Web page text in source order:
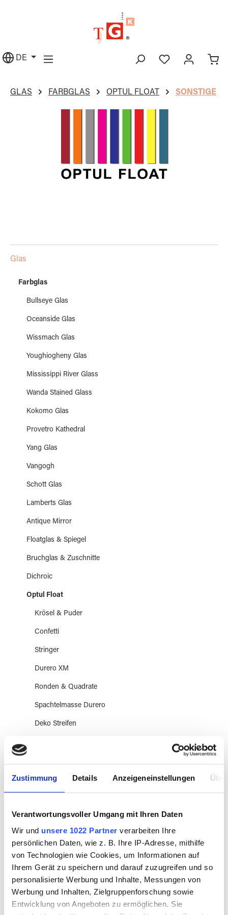
Zustimmung Details Anzeigeneinstellungen
Verantwortungsvoller Umgang mit Ihren Daten
Wir und unsere 1022 Partner verarbeiten Ihre
persönlichen Daten, wie z. B. Ihre IP-Adresse, mithilfe
von Technologien wie Cookies, um Informationen auf
Ihrem Gerät zu speichern und darauf zuzugreifen und so
personalisierte Werbung und Inhalte, Messungen von
Werbung und Inhalten, Zielgruppenforschung sowie
Entwicklung von Angeboten zu ermöglichen. Sie
DE
GLAS FARBGLAS OPTUL FLOAT SONSTIGE
Glas
Farbglas
Bullseye Glas
Oceanside Glas
Wissmach Glas
Youghiogheny Glas
Mississippi River Glass
Wanda Stained Glass
Kokomo Glas
Provetro Kathedral
Yang Glas
Vangogh
Schott Glas
Lamberts Glas
Antique Mirror
Floatglas & Spiegel
Bruchglas & Zuschnitte
Dichroic
Optul Float
Krösel & Puder
Confetti
Stringer
Durero XM
Ronden & Quadrate
Spachtelmasse Durero
Deko Streifen
Moretti Glas
Lauscha
Liba96
Cristalica
Madras
Flachglas
Architekturglas